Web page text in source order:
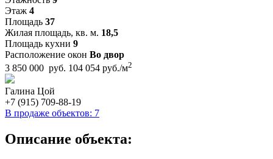
Этаж 4
Площадь 37
Жилая площадь, кв. м. 18,5
Площадь кухни 9
Расположение окон Во двор
3 850 000 руб. 104 054 руб./м2
Галина Цой
+7 (915) 709-88-19
В продаже объектов: 7
Описание объекта: